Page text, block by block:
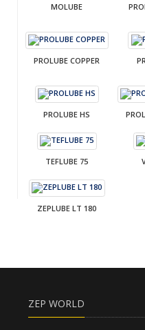
MOLUBE
PROLUBE COPPER
PROLUBE HS
TEFLUBE 75
ZEPLUBE LT 180
ZEP WORLD